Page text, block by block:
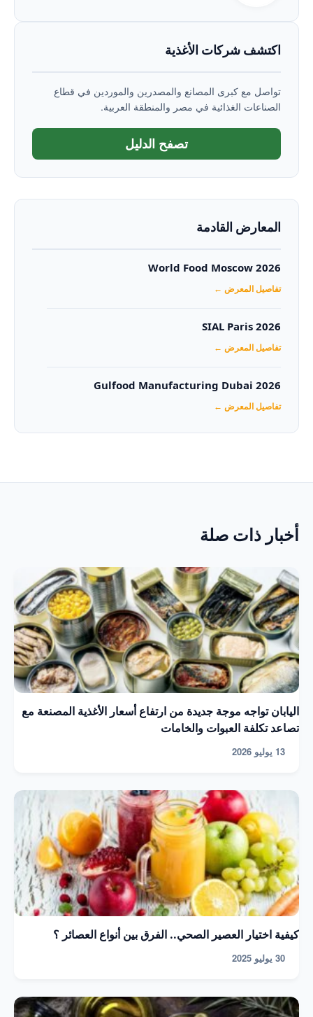
اكتشف شركات الأغذية
تواصل مع كبرى المصانع والمصدرين والموردين في قطاع
الصناعات الغذائية في مصر والمنطقة العربية.
تصفح الدليل
المعارض القادمة
World Food Moscow 2026
تفاصيل المعرض ←
SIAL Paris 2026
تفاصيل المعرض ←
Gulfood Manufacturing Dubai 2026‏
تفاصيل المعرض ←
أخبار ذات صلة
اليابان تواجه موجة جديدة من ارتفاع أسعار الأغذية المصنعة مع
تصاعد تكلفة العبوات والخامات
13 يوليو 2026
كيفية اختيار العصير الصحي.. الفرق بين أنواع العصائر ؟
30 يوليو 2025